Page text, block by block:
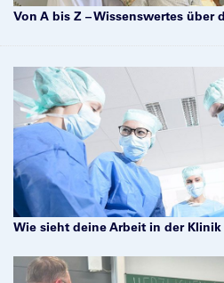
Von A bis Z – Wissenswertes über
Wie sieht deine Arbeit in der Klinik